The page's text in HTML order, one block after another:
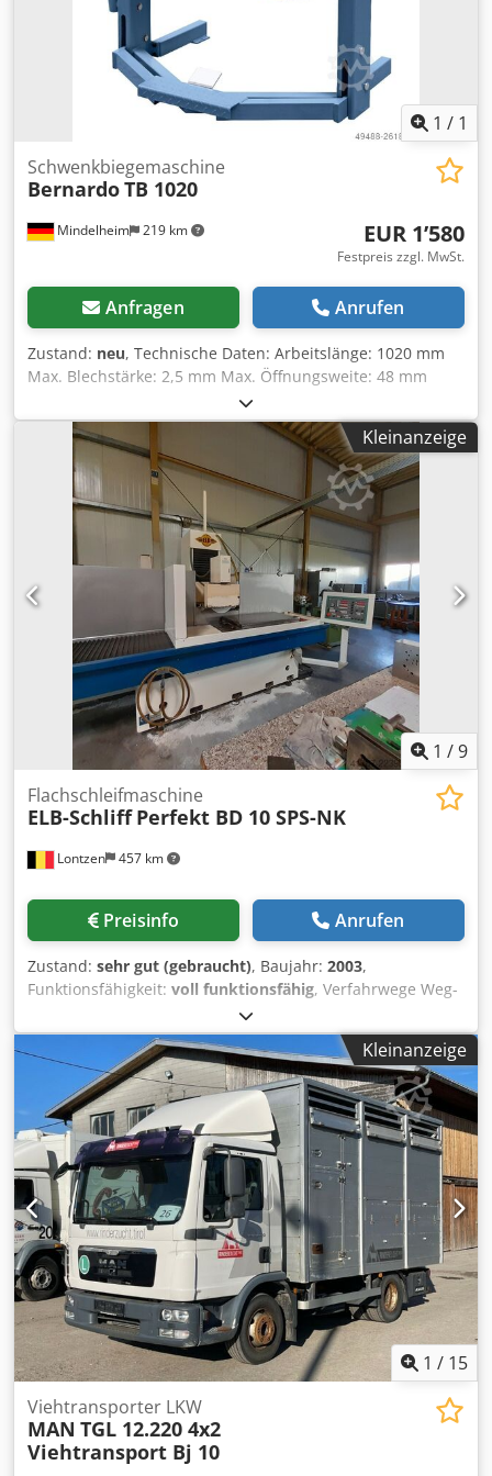
1 / 1
Mindelheim 219 km
Schwenkbiegemaschine
BernardoTB 1020
EUR 1’580
Festpreis zzgl. MwSt.
Anfragen Anrufen
Zustand: neu, Technische Daten: Arbeitslänge: 1020 mm
Max. Blechstärke: 2,5 mm Max. Öffnungsweite: 48 mm
Biegewinkel: 0 - 135 ° Breite: 1350 mm Tiefe: 820 mm
Höhe: 1140 mm Gewicht ca.: 285 kg Merkmale: Djdjct
Rzbspfx Ahzeck - Universell einsetzbare Biegemaschine für
Spenglereien und Reparaturbetriebe - Robuste Bauweise
im modernen Design - Leichte Verstellung der Oberwange
mittels Fußpedal, Hände sind frei für das Werkstück -
Manuelle Biegemaschine für Standardbiegeaufgaben -
Segmentierte Oberwange für eine große Anzahl von
Biegemöglichkeiten - Optimales Preis-Leistungsverhältnis -
Schneller und einfacher Biegevorgang mittels Bügelgriff -
Rutschfester Gummibelag beim Fußpedal für sicheres
Arbeiten - Leichtes Einstellen der Unterwange auf die
jeweilige Blechstärke - Hohe Oberwange zum Herstellen
von hoch aufgekanteten Profilen
Kleinanzeige
1 /9
Lontzen 457 km
Flachschleifmaschine
ELB-Schliff Perfekt BD 10 SPS-NK
Preisinfo Anrufen
Zustand: sehr gut (gebraucht), Baujahr: 2003,
Funktionsfähigkeit: voll funktionsfähig, Verfahrwege Weg-
X 1000 mm Weg-Y 600 mm Weg-Z 400 mm Tischgrösse:
1100x 600 mm Schleifscheibe: 400 x50-100 x127
Aufstellmaß : ca. Breite : 3300 Tiefe : 2320 Höhe: 2660
Dsdpfsznlnmsx Ahzeck
Kleinanzeige
1 / 15
Viehtransporter LKW
MAN TGL 12.220 4x2
Viehtransport Bj 10